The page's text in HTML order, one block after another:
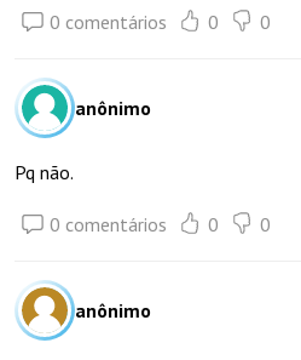
0 comentários 0 0
anônimo
Pq não.
0 comentários 0 0
anônimo